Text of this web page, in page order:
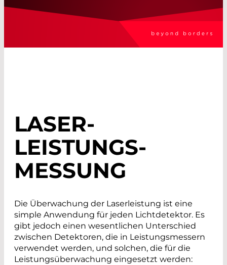
LASER­
LEISTUNGS­
MESSUNG
Die Überwachung der Laserleistung ist eine
simple Anwendung für jeden Lichtdetektor. Es
gibt jedoch einen wesentlichen Unterschied
zwischen Detektoren, die in Leistungsmessern
verwendet werden, und solchen, die für die
Leistungsüberwachung eingesetzt werden: